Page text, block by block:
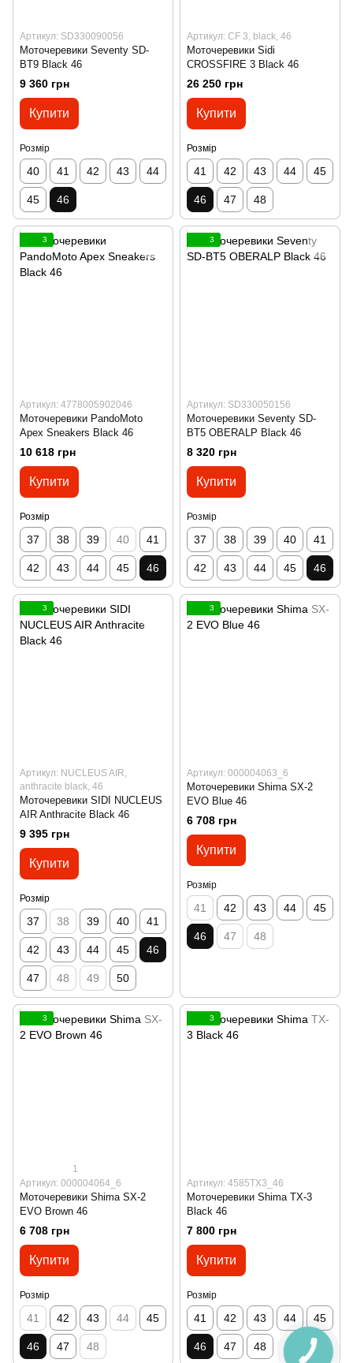
Артикул: SD330090056
Моточеревики Seventy SD-
BT9 Black 46
9 360 грн
Купити
Розмір
40 41 42 43 44
45 46
Артикул: CF 3, black, 46
Моточеревики Sidi
CROSSFIRE 3 Black 46
26 250 грн
Купити
Розмір
41 42 43 44 45
46 47 48
3
Артикул: 4778005902046
Моточеревики PandoMoto
Apex Sneakers Black 46
10 618 грн
Купити
Розмір
37 38 39 40 41
42 43 44 45 46
3
Артикул: SD330050156
Моточеревики Seventy SD-
BT5 OBERALP Black 46
8 320 грн
Купити
Розмір
37 38 39 40 41
42 43 44 45 46
3
Артикул: NUCLEUS AIR,
anthracite black, 46
Моточеревики SIDI NUCLEUS
AIR Anthracite Black 46
9 395 грн
Купити
Розмір
37 38 39 40 41
42 43 44 45 46
47 48 49 50
3
Артикул: 000004063_6
Моточеревики Shima SX-2
EVO Blue 46
6 708 грн
Купити
Розмір
41 42 43 44 45
46 47 48
3
1
Артикул: 000004064_6
Моточеревики Shima SX-2
EVO Brown 46
6 708 грн
Купити
Розмір
41 42 43 44 45
46 47 48
3
Артикул: 4585TX3_46
Моточеревики Shima TX-3
Black 46
7 800 грн
Купити
Розмір
41 42 43 44 45
46 47 48